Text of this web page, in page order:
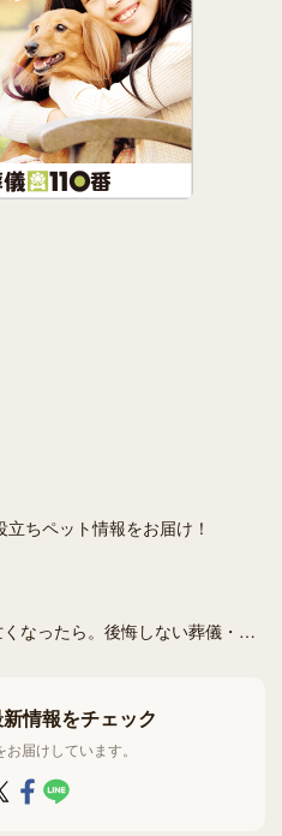
ちペット情報をお届け！
ペットが亡くなったら。後悔しない葬儀・火葬のガイド
情報をチェック
届けしています。